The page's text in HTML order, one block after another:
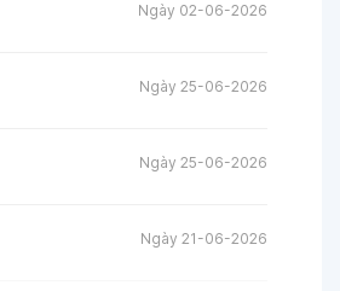
Ngày 02-06-2026
Ngày 25-06-2026
Ngày 25-06-2026
Ngày 21-06-2026